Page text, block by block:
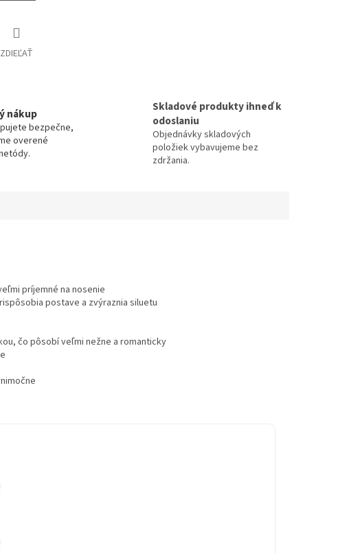
ZDIEĽAŤ
nákup
bezpečne,
overené
Skladové produkty ihneď k
odoslaniu
Objednávky skladových
položiek vybavujeme bez
zdržania.
príjemné na nosenie
postave a zvýraznia siluetu
čo pôsobí veľmi nežne a romanticky